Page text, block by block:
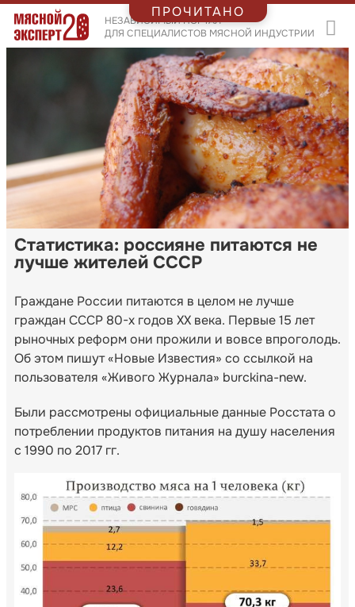
НЕЗАВИСИМЫЙ ПОРТАЛ
ДЛЯ СПЕЦИАЛИСТОВ МЯСНОЙ ИНДУСТРИИ
Статистика: россияне питаются не
лучше жителей СССР
Граждане России питаются в целом не лучше
граждан СССР 80-х годов XX века. Первые 15 лет
рыночных реформ они прожили и вовсе впроголодь.
Об этом пишут «Новые Известия» со ссылкой на
пользователя «Живого Журнала» burckina-new.
Были рассмотрены официальные данные Росстата о
потреблении продуктов питания на душу населения
с 1990 по 2017 гг.
ПРОЧИТАНО